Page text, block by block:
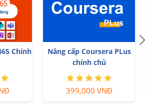
giá rẻ
Trọn Bộ Autodesk All App
Giá Rẻ
1,499,000 VNĐ